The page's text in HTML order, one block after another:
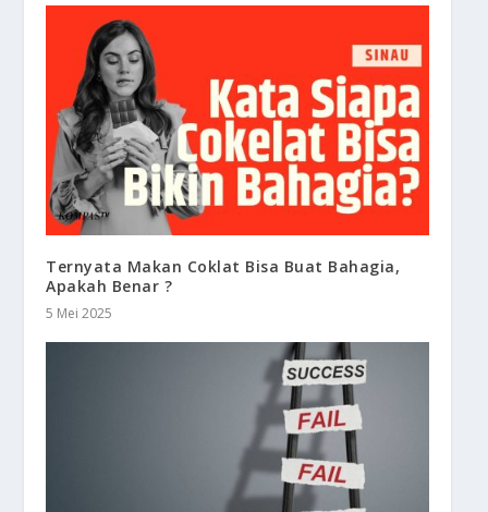
Ternyata Makan Coklat Bisa Buat Bahagia,
Apakah Benar ?
5 Mei 2025